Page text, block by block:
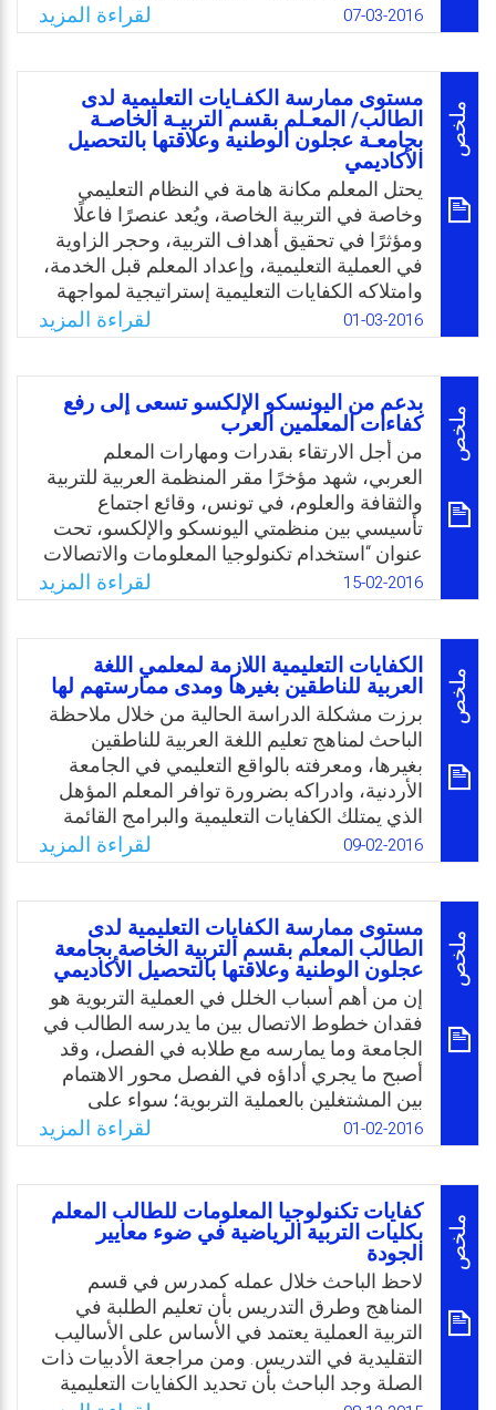
دورات تطويرية للمعلمين لتطوير قدراتهم
التدريسية من خلال استعاده المعلومات
واطلاعهم على المستجدات. إلا أن الأساليب
المتبعة في إدارة الدورات هي تقليدية ومتكررة،
وغالبًا ما تعتمد على الخبرات الذاتية للمحاضرين،
والتي يغلب فيها القاء المحاضرات، وعدم
المشاركة الفاعلة في النشاط مـن قبل
المشاركين، وبالتالي يكون دور المشارك (سلبي)،
ومتلقي لمعلومات متكررة. مما تقدم يمكن ان
تكون مشكلة البحث في أسئلة يمكن الاجابة عنها
في صيغة منطقية تعطي إجابة كافية لجوانب
المشكلة، مثل: كيف يمكن تغيير المواقف
التعليمية السلبية إلى مواقف تعليمية إيجابية
تفاعلية؟ وهل الأسلوب المتبع من قبل إدارة
الدورة يعمل على تطوير الكفايات التدريسية
للمشاركين فيها؟
WhatsApp
Facebook
Twitter
Email
07-03-2016 لقراءة المزيد
ملخص
مستوى ممارسة الكفـايات التعليمية لدى
الطالب/ المعـلم بقسم التربيـة الخاصـة
بجامعـة عجلون الوطنية وعلاقتها بالتحصيل
الأكاديمي
يحتل المعلم مكانة هامة في النظام التعليمي
وخاصة في التربية الخاصة، ويُعد عنصرًا فاعلًا
ومؤثرًا في تحقيق أهداف التربية، وحجر الزاوية
في العملية التعليمية، وإعداد المعلم قبل الخدمة،
وامتلاكه الكفايات التعليمية إستراتيجية لمواجهة
أزمة التعليم ومواكبة التطور العلمي، وتعد
الكفايات التعليمية أحد الجوانب الرئيسة لتقويم
الأداء وإعداد المعلم، هذا ويقترن نجاح المعلم في
أداء عمله الوظيفي بقدرته وامتلاكه الكفايات
التعليمية؛ لذا، وفي الآونة الأخيرة بشكل خاص،
بدأ يزداد الاهتمام بالكفايات التعليمية عامة
وبشكل ملحوظ التي تخص التربية الخاصة.
WhatsApp
Facebook
Twitter
Email
01-03-2016 لقراءة المزيد
ملخص
بدعم من اليونسكو الإلكسو تسعى إلى رفع
كفاءات المعلمين العرب
من أجل الارتقاء بقدرات ومهارات المعلم
العربي، شهد مؤخرًا مقر المنظمة العربية للتربية
والثقافة والعلوم، في تونس، وقائع اجتماع
تأسيسي بين منظمتي اليونسكو والإلكسو، تحت
عنوان “استخدام تكنولوجيا المعلومات والاتصالات
والموارد التعليمية المفتوحة، للرفع من كفاءات
المدرسين في الدول العربية”. وفي لقاء مع
الدكتور محمد الجمني، مدير إدارة المعلومات
والاتصالات في الإلكسو، أكد لنا على أهمية
التوسع في استخدام التكنولوجيا المتقدمة
والموارد التعليمية المفتوحة، باعتبارها أحد أهم
المناهل التي تروي ظمأ المعلم، والذي يتطلع
لرفع قدراته وتنمية مهاراته، بهدف أداء رسالته
على الوجه الأفضل. فنحن في عصر صارت
التكنولوجيا عنصرًا رئيسًا يجب أن يكون ضمن أي
مخطط استراتيجي، يستهدف بناء منظومة
تعليمية راقية. وفي هذا التقرير، نلقي الضوء على
خلال مشروع، بالتعاون مع اليونسكو، ثم نتحدث
عن الموارد التعليمية المفتوحة، وأهميتها في
الارتقاء بالمعلم العربي.
WhatsApp
Facebook
Twitter
Email
15-02-2016 لقراءة المزيد
ملخص
الكفايات التعليمية اللازمة لمعلمي اللغة
العربية للناطقين بغيرها ومدى ممارستهم لها
برزت مشكلة الدراسة الحالية من خلال ملاحظة
الباحث لمناهج تعليم اللغة العربية للناطقين
بغيرها، ومعرفته بالواقع التعليمي في الجامعة
الأردنية، وادراكه بضرورة توافر المعلم المؤهل
الذي يمتلك الكفايات التعليمية والبرامج القائمة
عليها؛ ولاحظ أيضًا تدنيًا واضحا في درجة ممارسة
أساتذة اللغة العربية للناطقين بغيرها للكفايات
التعليمية في مركز اللغات في الجامعة الأردنية.
وعليه، فقد رأى أن هناك حاجة لتحديد الكفايات
التي يجب على معلم اللغة العربية للناطقين
بغيرها أن يتسلح بها داخل الفصل، وما تتضمنه
من مواقف تعليمية، ولذا رغب في إجراء دراسة
يحدد فيها ما يحتاجه معلم اللغة العربية للناطقين
بغيرها من الكفايات التعليمية، والتي من خلالها
يرتقي المعلم بنفسه وبطلبته، وكذلك لتقويم
أدائه، ومعرفة مستوياته في ضوء تلك الكفايات،
وبيان جوانب القصور ومواطن الضعف ومعالجتها.
WhatsApp
Facebook
Twitter
Email
09-02-2016 لقراءة المزيد
ملخص
مستوى ممارسة الكفايات التعليمية لدى
الطالب المعلم بقسم التربية الخاصة بجامعة
عجلون الوطنية وعلاقتها بالتحصيل الأكاديمي
إن من أهم أسباب الخلل في العملية التربوية هو
فقدان خطوط الاتصال بين ما يدرسه الطالب في
الجامعة وما يمارسه مع طلابه في الفصل، وقد
أصبح ما يجري أداؤه في الفصل محور الاهتمام
بين المشتغلين بالعملية التربوية؛ سواء على
مستوى التخطيط أو التنفيذ أو البحث العلمي،
ومن هنا تبلورت مشكلة الدراسة من خلال
ملاحظة الباحثة واطلاعها على الواقع التعليمي
لطلبة التدريب الميداني بقسم التربية الخاصة،
ومن خلال متابعاتها الإشرافية في المدارس
ومراكز التربية الخاصة على الطلبة/ المعلمين
بقسم التربية الخاصة بضرورة التعرف على
مستوى ممارستهم للكفايات التعليمية والارتقاء
بها والبحث عن وجود أو عدم وجود العلاقة بين
مستوى ممارستهم للكفايات التعليمية والتحصيل
الأكاديمي.
01-02-2016 لقراءة المزيد
ملخص
كفايات تكنولوجيا المعلومات للطالب المعلم
بكليات التربية الرياضية في ضوء معايير
الجودة
لاحظ الباحث خلال عمله كمدرس في قسم
المناهج وطرق التدريس بأن تعليم الطلبة في
التربية العملية يعتمد في الأساس على الأساليب
التقليدية في التدريس. ومن مراجعة الأدبيات ذات
الصلة وجد الباحث بأن تحديد الكفايات التعليمية